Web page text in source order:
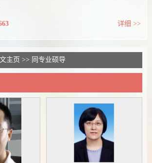
详细 >>
主页 >> 同专业硕导